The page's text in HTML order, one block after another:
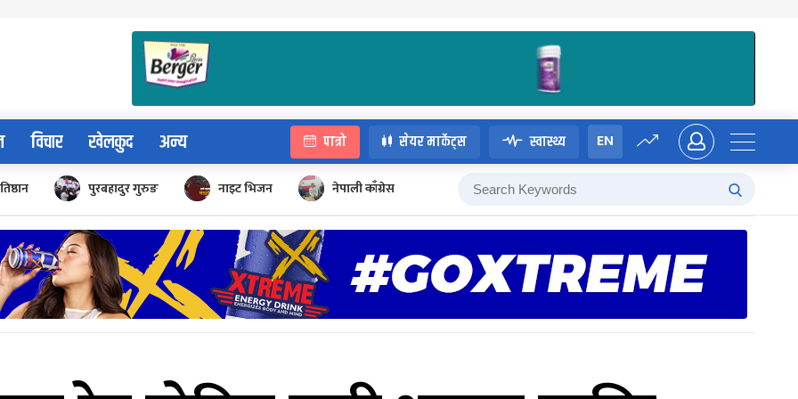
विचार खेलकुद अन्य पात्रो सेयर मार्केट्स स्वास्थ्य EN
पुरबहादुर गुरुङ नाइट भिजन नेपाली काँग्रेस